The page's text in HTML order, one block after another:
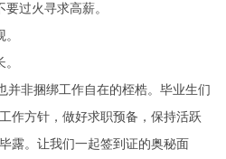
要过火寻求高薪。
并非捆绑工作自在的桎梏。毕业生们
作方针，做好求职预备，保持活跃
露。让我们一起签到证的奥秘面